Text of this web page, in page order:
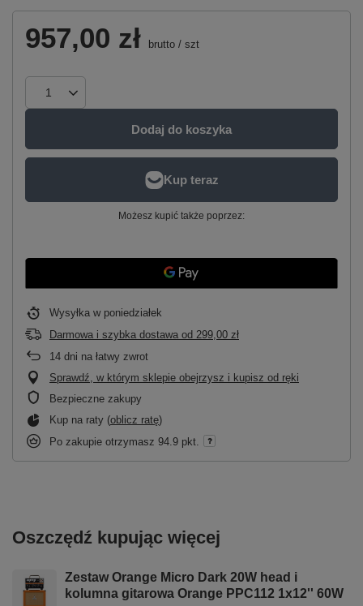
957,00 zł brutto / szt
Dodaj do koszyka
Możesz kupić także poprzez:
Wysyłka w poniedziałek
Darmowa i szybka dostawa od 299,00 zł
14 dni na łatwy zwrot
Sprawdź, w którym sklepie obejrzysz i kupisz od ręki
Bezpieczne zakupy
Kup na raty (oblicz ratę)
Po zakupie otrzymasz 94.9 pkt.
Oszczędź kupując więcej
Zestaw Orange Micro Dark 20W head i
kolumna gitarowa Orange PPC112 1x12'' 60W